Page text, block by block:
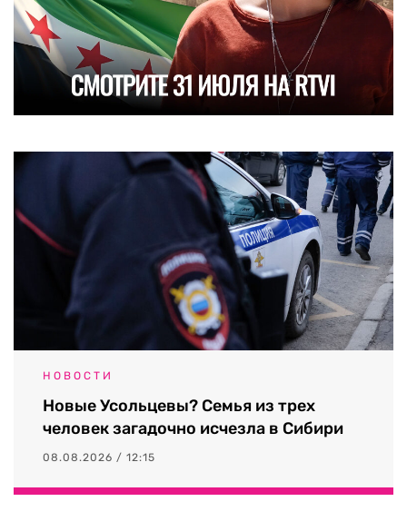
НОВОСТИ
Новые Усольцевы? Семья из трех
человек загадочно исчезла в Сибири
08.08.2026 / 12:15